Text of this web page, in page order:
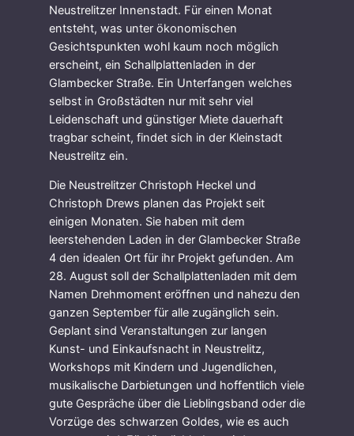
Neustrelitzer Innenstadt. Für einen Monat
entsteht, was unter ökonomischen
Gesichtspunkten wohl kaum noch möglich
erscheint, ein Schallplattenladen in der
Glambecker Straße. Ein Unterfangen welches
selbst in Großstädten nur mit sehr viel
Leidenschaft und günstiger Miete dauerhaft
tragbar scheint, findet sich in der Kleinstadt
Neustrelitz ein.
Die Neustrelitzer Christoph Heckel und
Christoph Drews planen das Projekt seit
einigen Monaten. Sie haben mit dem
leerstehenden Laden in der Glambecker Straße
4 den idealen Ort für ihr Projekt gefunden. Am
28. August soll der Schallplattenladen mit dem
Namen Drehmoment eröffnen und nahezu den
ganzen September für alle zugänglich sein.
Geplant sind Veranstaltungen zur langen
Kunst- und Einkaufsnacht in Neustrelitz,
Workshops mit Kindern und Jugendlichen,
musikalische Darbietungen und hoffentlich viele
gute Gespräche über die Lieblingsband oder die
Vorzüge des schwarzen Goldes, wie es auch